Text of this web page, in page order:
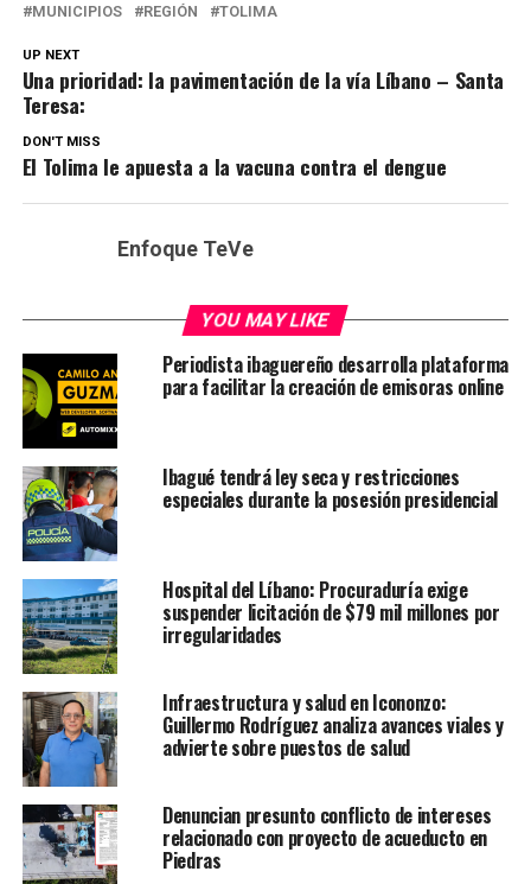
MUNICIPIOS
REGIÓN TOLIMA
UP NEXT
Una prioridad: la pavimentación de la vía Líbano – Santa
Teresa:
DON'T MISS
El Tolima le apuesta a la vacuna contra el dengue
Enfoque TeVe
YOU MAY LIKE
Periodista ibaguereño desarrolla plataforma
para facilitar la creación de emisoras online
Ibagué tendrá ley seca y restricciones
especiales durante la posesión presidencial
Hospital del Líbano: Procuraduría exige
suspender licitación de $79 mil millones por
irregularidades
Infraestructura y salud en Icononzo:
Guillermo Rodríguez analiza avances viales y
advierte sobre puestos de salud
Denuncian presunto conflicto de intereses
relacionado con proyecto de acueducto en
Piedras